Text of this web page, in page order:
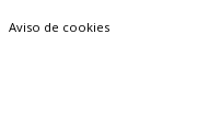
Aviso de cookies